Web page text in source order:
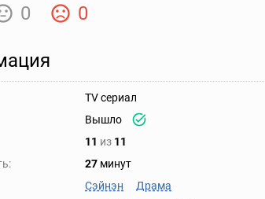
0 0
TV сериал
Вышло
11 из 11
27 минут
Сэйнэн
Драма